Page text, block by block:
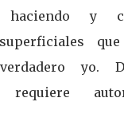
haciendo y
yo.
requiere